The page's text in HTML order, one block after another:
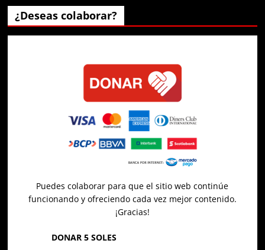
¿Deseas colaborar?
Puedes colaborar para que el sitio web continúe
funcionando y ofreciendo cada vez mejor contenido.
¡Gracias!
DONAR 5 SOLES